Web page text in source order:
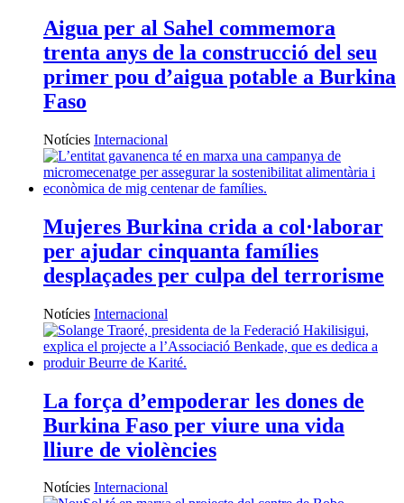
Aigua per al Sahel commemora
trenta anys de la construcció del seu
primer pou d’aigua potable a Burkina
Faso
Notícies Internacional
Mujeres Burkina crida a col·laborar
per ajudar cinquanta famílies
desplaçades per culpa del terrorisme
Notícies Internacional
La força d’empoderar les dones de
Burkina Faso per viure una vida
lliure de violències
Notícies Internacional